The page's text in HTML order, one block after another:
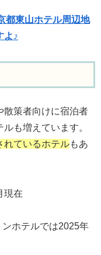
都東山ホテル周辺地
よ♪
散策者向けに宿泊者
も増えています。
れているホテルもあ
現在
ホテルでは2025年